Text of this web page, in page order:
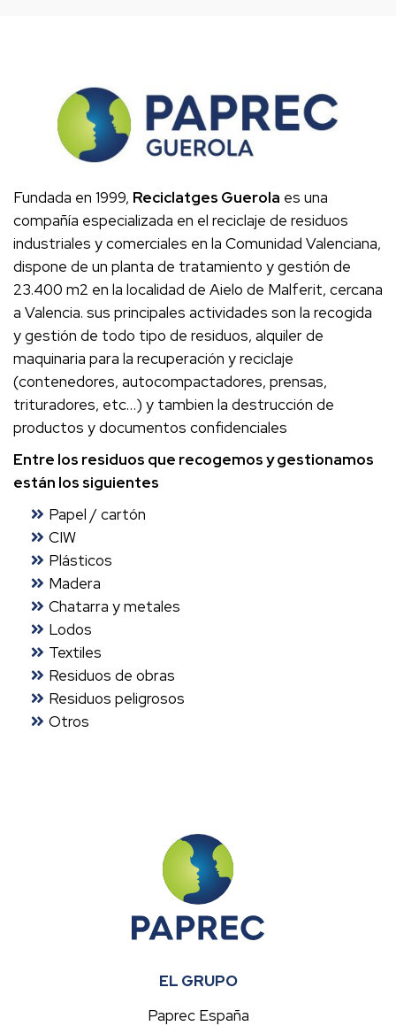
Fundada en 1999, Reciclatges Guerola es una
compañía especializada en el reciclaje de residuos
industriales y comerciales en la Comunidad Valenciana,
dispone de un planta de tratamiento y gestión de
23.400 m2 en la localidad de Aielo de Malferit, cercana
a Valencia. sus principales actividades son la recogida
y gestión de todo tipo de residuos, alquiler de
maquinaria para la recuperación y reciclaje
(contenedores, autocompactadores, prensas,
trituradores, etc…) y tambien la destrucción de
productos y documentos confidenciales
Entre los residuos que recogemos y gestionamos
están los siguientes
Papel / cartón
CIW
Plásticos
Madera
Chatarra y metales
Lodos
Textiles
Residuos de obras
Residuos peligrosos
Otros
EL GRUPO
Paprec España